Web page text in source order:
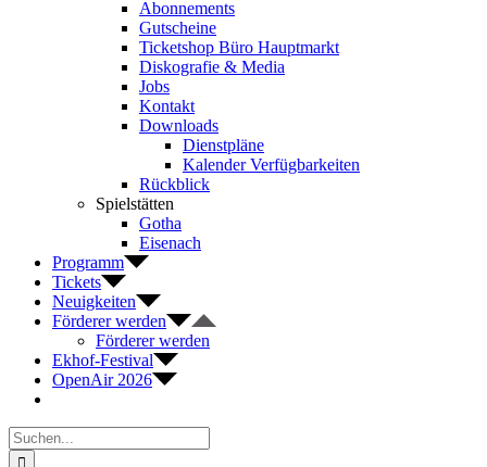
Abonnements
Gutscheine
Ticketshop Büro Hauptmarkt
Diskografie & Media
Jobs
Kontakt
Downloads
Dienstpläne
Kalender Verfügbarkeiten
Rückblick
Spielstätten
Gotha
Eisenach
Programm
Tickets
Neuigkeiten
Förderer werden
Förderer werden
Ekhof-Festival
OpenAir 2026
Suche
nach: